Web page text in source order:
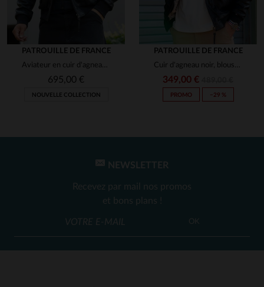
PATROUILLE DE FRANCE
Aviateur en cuir d'agneau bleu marine, col mouton amovible et patchs.
695,00 €
NOUVELLE COLLECTION
PATROUILLE DE FRANCE
Cuir d'agneau noir, blouson aviateur Redskins et Patrouille de France.
349,00 €
PROMO −29 %
NEWSLETTER
Recevez par mail nos promos
et bons plans !
OK